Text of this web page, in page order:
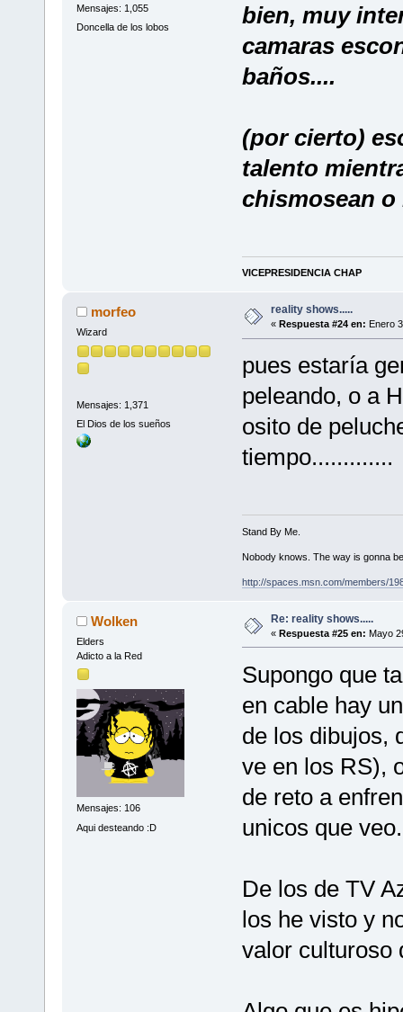
Mensajes: 1,055
Doncella de los lobos
bien, muy
camaras
baños....
(por cierto)
talento
chismosean o
VICEPRESIDENCIA CHAP
morfeo
Wizard
Mensajes: 1,371
El Dios de los sueños
reality shows.....
« Respuesta #24 en: Enero
pues estaría
peleando, o a
osito de
tiempo.............
Stand By Me.
Nobody knows. The way is gonna
http://spaces.msn.com/members/
Wolken
Elders
Adicto a la Red
Mensajes: 106
Aqui desteando :D
Re: reality shows.....
« Respuesta #25 en: Mayo
Supongo que
en cable hay
de los dibujos,
ve en los RS),
de reto a
unicos que veo.
De los de TV
los he visto y
valor culturoso